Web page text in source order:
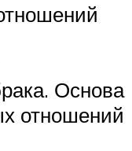
Основа
отношений